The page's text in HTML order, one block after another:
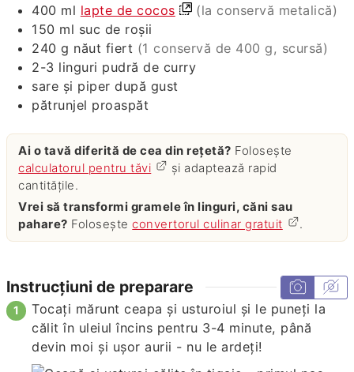
400 ml lapte de cocos
(la conservă metalică)
150 ml suc de roșii
240 g năut fiert (1 conservă de 400 g, scursă)
2-3 linguri pudră de curry
sare și piper după gust
pătrunjel proaspăt
Ai o tavă diferită de cea din rețetă? Folosește
calculatorul pentru tăvi
și adaptează rapid
cantitățile.
Vrei să transformi gramele în linguri, căni sau
pahare? Foloseșteconvertorul culinar gratuit .
Instrucțiuni de preparare
Tocați mărunt ceapa și usturoiul și le puneți la
călit în uleiul încins pentru 3-4 minute, până
devin moi și ușor aurii - nu le ardeți!